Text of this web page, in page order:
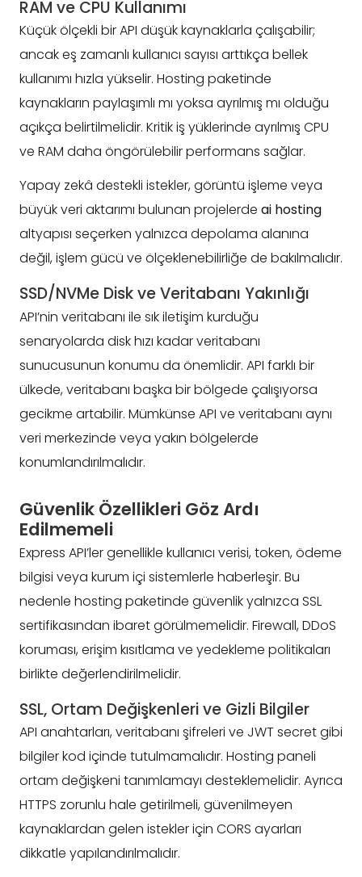
RAM ve CPU Kullanımı
Küçük ölçekli bir API düşük kaynaklarla çalışabilir;
ancak eş zamanlı kullanıcı sayısı arttıkça bellek
kullanımı hızla yükselir. Hosting paketinde
kaynakların paylaşımlı mı yoksa ayrılmış mı olduğu
açıkça belirtilmelidir. Kritik iş yüklerinde ayrılmış CPU
ve RAM daha öngörülebilir performans sağlar.
Yapay zekâ destekli istekler, görüntü işleme veya
büyük veri aktarımı bulunan projelerde ai hosting
altyapısı seçerken yalnızca depolama alanına
değil, işlem gücü ve ölçeklenebilirliğe de bakılmalıdır.
SSD/NVMe Disk ve Veritabanı Yakınlığı
API’nin veritabanı ile sık iletişim kurduğu
senaryolarda disk hızı kadar veritabanı
sunucusunun konumu da önemlidir. API farklı bir
ülkede, veritabanı başka bir bölgede çalışıyorsa
gecikme artabilir. Mümkünse API ve veritabanı aynı
veri merkezinde veya yakın bölgelerde
konumlandırılmalıdır.
Güvenlik Özellikleri Göz Ardı
Edilmemeli
Express API’ler genellikle kullanıcı verisi, token, ödeme
bilgisi veya kurum içi sistemlerle haberleşir. Bu
nedenle hosting paketinde güvenlik yalnızca SSL
sertifikasından ibaret görülmemelidir. Firewall, DDoS
koruması, erişim kısıtlama ve yedekleme politikaları
birlikte değerlendirilmelidir.
SSL, Ortam Değişkenleri ve Gizli Bilgiler
API anahtarları, veritabanı şifreleri ve JWT secret gibi
bilgiler kod içinde tutulmamalıdır. Hosting paneli
ortam değişkeni tanımlamayı desteklemelidir. Ayrıca
HTTPS zorunlu hale getirilmeli, güvenilmeyen
kaynaklardan gelen istekler için CORS ayarları
dikkatle yapılandırılmalıdır.